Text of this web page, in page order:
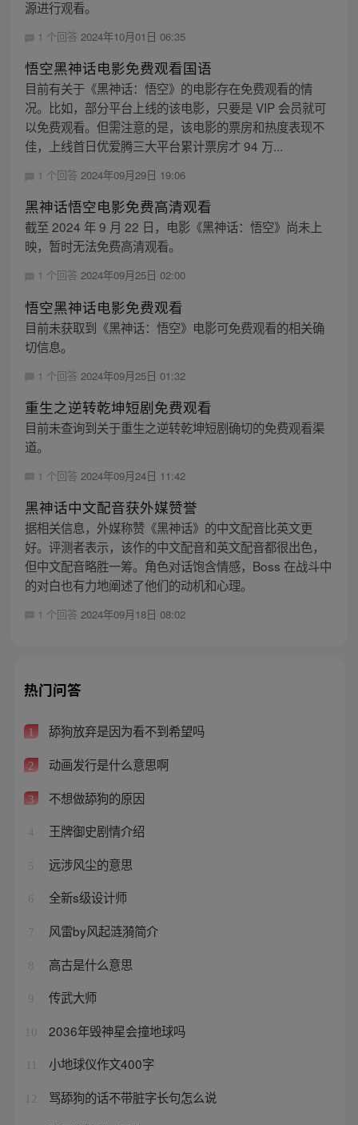
源进行观看。
1 个回答 2024年10月01日 06:35
悟空黑神话电影免费观看国语
目前有关于《黑神话：悟空》的电影存在免费观看的情
况。比如，部分平台上线的该电影，只要是 VIP 会员就可
以免费观看。但需注意的是，该电影的票房和热度表现不
佳，上线首日优爱腾三大平台累计票房才 94 万...
1 个回答 2024年09月29日 19:06
黑神话悟空电影免费高清观看
截至 2024 年 9 月 22 日，电影《黑神话：悟空》尚未上
映，暂时无法免费高清观看。
1 个回答 2024年09月25日 02:00
悟空黑神话电影免费观看
目前未获取到《黑神话：悟空》电影可免费观看的相关确
切信息。
1 个回答 2024年09月25日 01:32
重生之逆转乾坤短剧免费观看
目前未查询到关于重生之逆转乾坤短剧确切的免费观看渠
道。
1 个回答 2024年09月24日 11:42
黑神话中文配音获外媒赞誉
据相关信息，外媒称赞《黑神话》的中文配音比英文更
好。评测者表示，该作的中文配音和英文配音都很出色，
但中文配音略胜一筹。角色对话饱含情感，Boss 在战斗中
的对白也有力地阐述了他们的动机和心理。
1 个回答 2024年09月18日 08:02
热门问答
1 舔狗放弃是因为看不到希望吗
2 动画发行是什么意思啊
3 不想做舔狗的原因
4 王牌御史剧情介绍
5 远涉风尘的意思
6 全新s级设计师
7 风雷by风起涟漪简介
8 高古是什么意思
9 传武大师
10 2036年毁神星会撞地球吗
小地球仪作文400字
12 骂舔狗的话不带脏字长句怎么说